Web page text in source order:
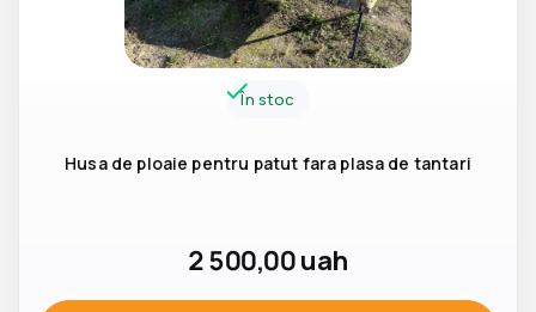
În stoc
Husa de ploaie pentru patut fara plasa de tantari
2 500,00uah